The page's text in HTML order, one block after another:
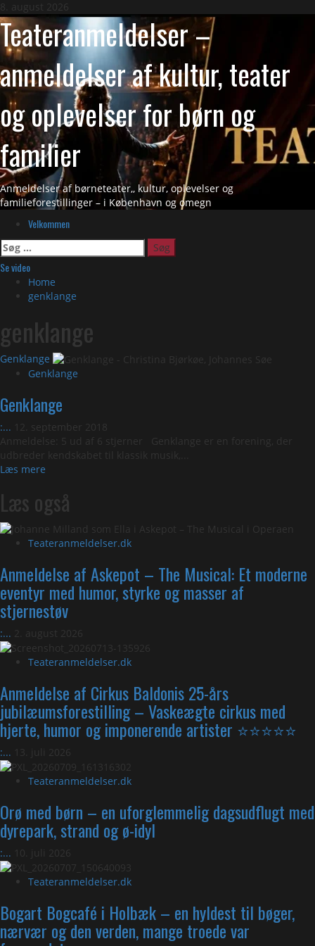
Skip
to
content
8. august 2026
Teateranmeldelser –
anmeldelser af kultur, teater
og oplevelser for børn og
familier
Anmeldelser af børneteater,, kultur, oplevelser og
familieforestillinger – i København og omegn
Primary
Menu
Velkommen
Søg
efter:
Se video
Home
genklange
genklange
Genklange
Genklange
Genklange
:...
12. september 2018
Anmeldelse: 5 ud af 6 stjerner Genklange er en forening, der
udbreder kendskabet til klassik musik,...
Læs mere
about
Genklange
Læs også
Teateranmeldelser.dk
Anmeldelse af Askepot – The Musical: Et moderne
eventyr med humor, styrke og masser af
stjernestøv
:... 2. august 2026
Teateranmeldelser.dk
Anmeldelse af Cirkus Baldonis 25-års
jubilæumsforestilling – Vaskeægte cirkus med
hjerte, humor og imponerende artister ⭐⭐⭐⭐⭐
:... 13. juli 2026
Teateranmeldelser.dk
Orø med børn – en uforglemmelig dagsudflugt med
dyrepark, strand og ø-idyl
:... 10. juli 2026
Teateranmeldelser.dk
Bogart Bogcafé i Holbæk – en hyldest til bøger,
nærvær og den verden, mange troede var